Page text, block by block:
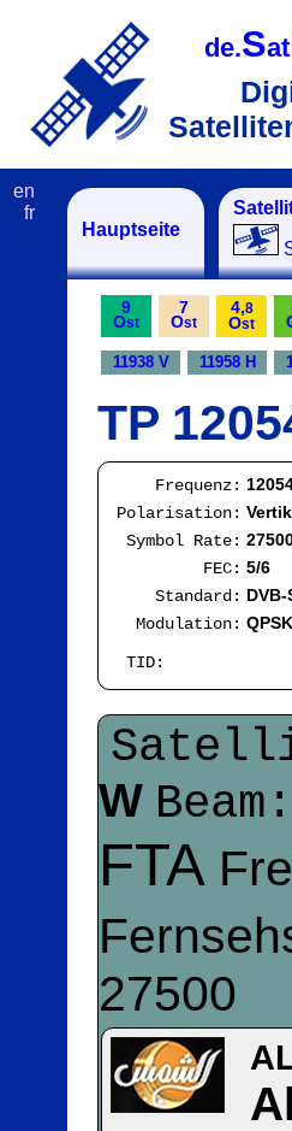
de.Sat
Hauptseite
en
fr
9
Ost
7
Ost
4,8
Ost
11938 V 11958 H
TP
Frequenz:
Polarisation:
Symbol Rate:
FEC: 5/6
Standard: DVB-
Modulation: QPSK
TID:
W Beam:
FTA
27500